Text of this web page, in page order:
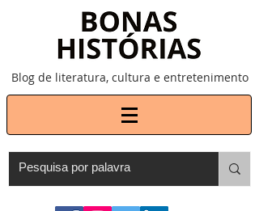
Blog de literatura, cultura e entretenimento